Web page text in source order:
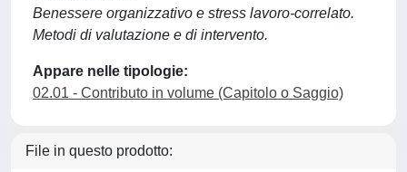
Benessere organizzativo e stress lavoro-correlato.
Metodi di valutazione e di intervento.
Appare nelle tipologie:
02.01 - Contributo in volume (Capitolo o Saggio)
File in questo prodotto: